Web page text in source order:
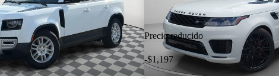
Precio reducido
-$1,197